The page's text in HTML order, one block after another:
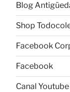
Blog
Shop
Facebook
Facebook
Canal Youtube